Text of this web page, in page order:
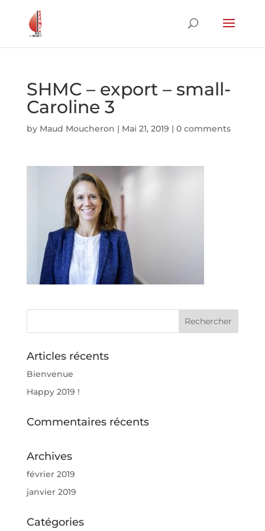
SHMC – export – small-
Caroline 3
by Maud Moucheron | Mai 21, 2019 | 0 comments
Articles récents
Bienvenue
Happy 2019 !
Commentaires récents
Archives
février 2019
janvier 2019
Catégories